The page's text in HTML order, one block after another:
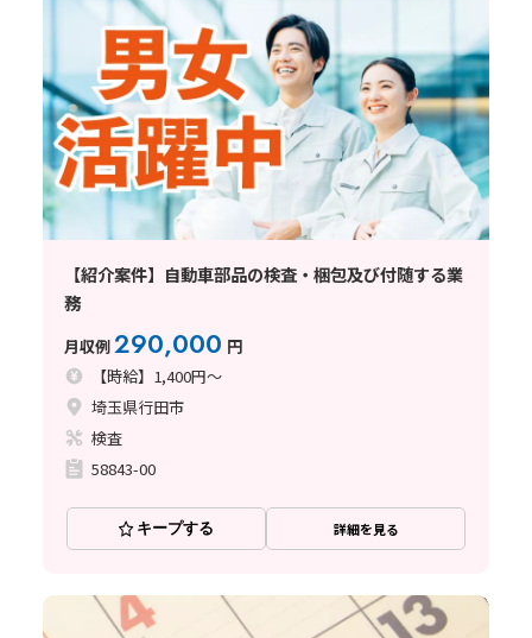
【紹介案件】自動車部品の検査・梱包及び付随する業
務
月収例290,000 円
【時給】1,400円～
埼玉県行田市
検査
58843-00
キープする 詳細を見る